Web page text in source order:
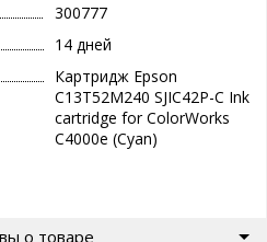
300777
14 дней
Картридж Epson
C13T52M240 SJIC42P-C Ink
cartridge for ColorWorks
C4000e (Cyan)
о товаре